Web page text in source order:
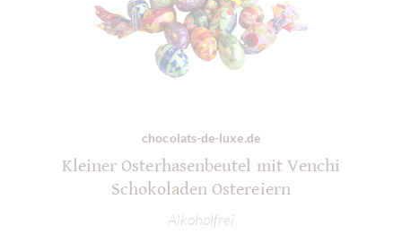
chocolats-de-luxe.de
Kleiner Osterhasenbeutel mit Venchi
Schokoladen Ostereiern
Alkoholfrei